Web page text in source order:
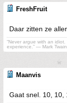
FreshFruit
Daar zitten ze
“Never argue with an
experience.” ― Mark Twain.
Maanvis
Gaat snel. 10, 10,